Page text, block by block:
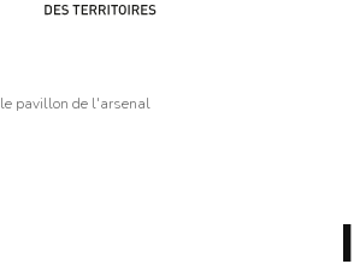
le pavillon de l'arsenal